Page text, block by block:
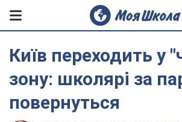
Київ переходить у
зону: школярі за
повернуться